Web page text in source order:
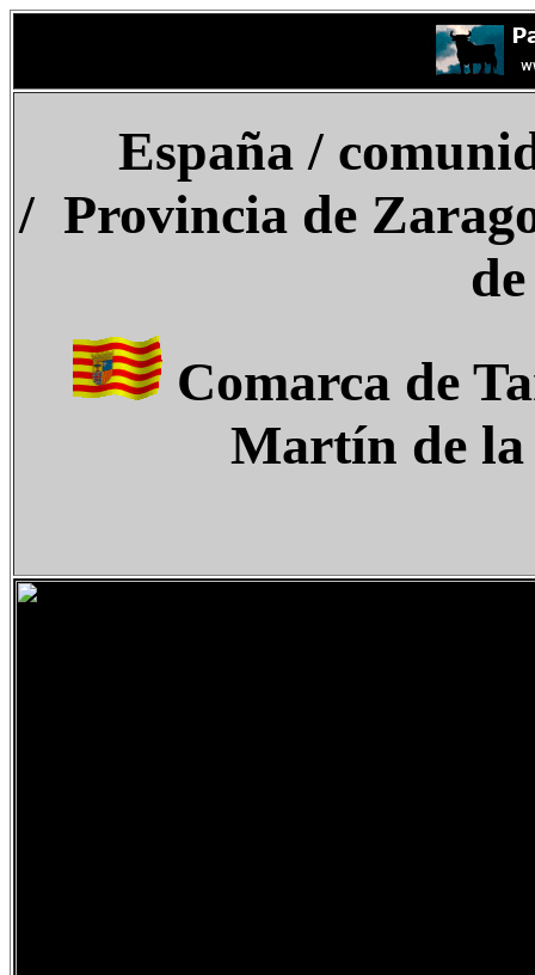
España/
/ Provincia de
Comarca de
Martín de la